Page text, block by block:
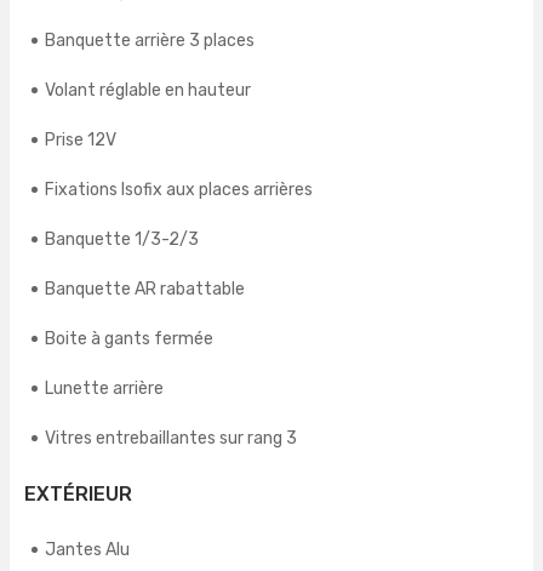
Banquette arrière 3 places
Volant réglable en hauteur
Prise 12V
Fixations Isofix aux places arrières
Banquette 1/3-2/3
Banquette AR rabattable
Boite à gants fermée
Lunette arrière
Vitres entrebaillantes sur rang 3
EXTÉRIEUR
Jantes Alu